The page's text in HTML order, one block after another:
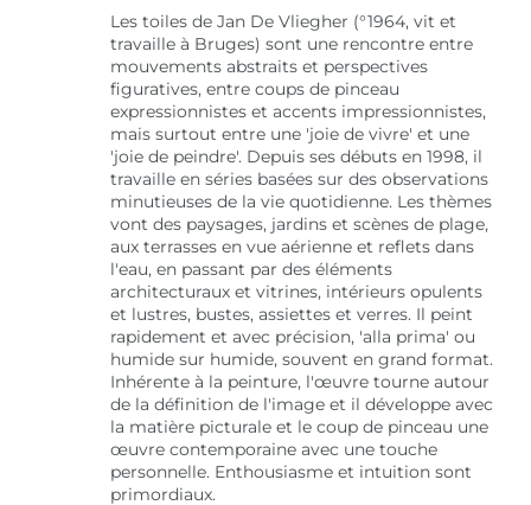
Les toiles de Jan De Vliegher (°1964, vit et
travaille à Bruges) sont une rencontre entre
mouvements abstraits et perspectives
figuratives, entre coups de pinceau
expressionnistes et accents impressionnistes,
mais surtout entre une 'joie de vivre' et une
'joie de peindre'. Depuis ses débuts en 1998, il
travaille en séries basées sur des observations
minutieuses de la vie quotidienne. Les thèmes
vont des paysages, jardins et scènes de plage,
aux terrasses en vue aérienne et reflets dans
l'eau, en passant par des éléments
architecturaux et vitrines, intérieurs opulents
et lustres, bustes, assiettes et verres. Il peint
rapidement et avec précision, 'alla prima' ou
humide sur humide, souvent en grand format.
Inhérente à la peinture, l'œuvre tourne autour
de la définition de l'image et il développe avec
la matière picturale et le coup de pinceau une
œuvre contemporaine avec une touche
personnelle. Enthousiasme et intuition sont
primordiaux.